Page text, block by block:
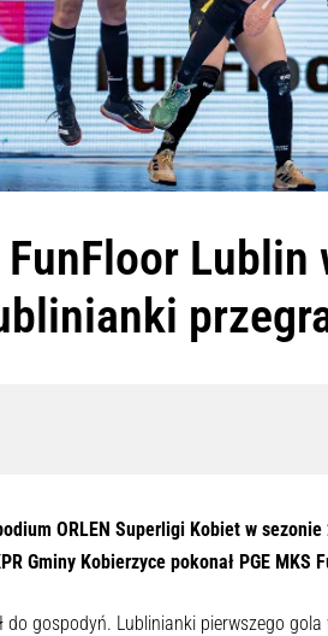
FunFloor
ORLEN Superligi Kobiet w
Gminy Kobierzyce pokonał PGE MKS
do gospodyń. Lublinianki pierwszego